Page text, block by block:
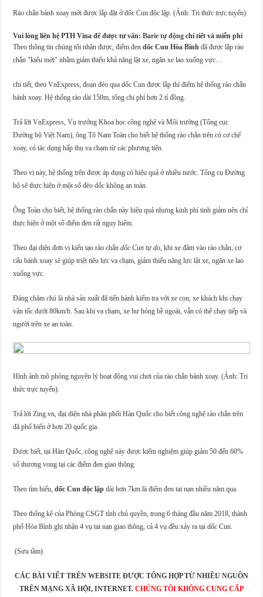
Rào chắn bánh xoay mới được lắp đặt ở dốc Cun độc lập. (Ảnh: Tri thức trực tuyến).
Vui lòng liên hệ PTH Vina để được tư vấn:Barie tự động chi tiết và miễn phí
Theo thông tin chúng tôi nhận được, điểm đendốc Cun Hòa Bình đã được lắp rào
chắn "kiểu mới" nhằm giảm thiểu khả năng lật xe, ngăn xe lao xuống vực…
chi tiết, theo VnExpress, đoạn đèo qua dốc Cun được lắp thí điểm hệ thống rào chắn
bánh xoay. Hệ thống rào dài 150m, tổng chi phí hơn 2 tỉ đồng.
Trả lời VnExpress, Vụ trưởng Khoa học công nghệ và Môi trường (Tổng cục
Đường bộ Việt Nam), ông Tô Nam Toàn cho biết hệ thống rào chắn trên có cơ chế
xoay, có tác dụng hấp thụ va chạm từ các phương tiện.
Theo vị này, hệ thống trên được áp dụng có hiệu quả ở nhiều nước. Tổng cụ Đường
bộ sẽ thực hiện ở một số đèo dốc không an toàn.
Ông Toàn cho biết, hệ thống rào chắn này hiệu quả nhưng kinh phí tinh giảm nên chỉ
thực hiện ở một số điểm đen rất nguy hiểm.
Theo đại diện đơn vị kiến tạo rào chắndốc Cun tự do, khi xe đâm vào rào chắn, cơ
cấu bánh xoay sẽ giúp triệt tiêu lực va chạm, giảm thiểu năng lực lật xe, ngăn xe lao
xuống vực.
Đáng chăm chú là nhà sản xuất đã tiến hành kiểm tra với xe con, xe khách khi chạy
vận tốc dưới 80km/h. Sau khi va chạm, xe hư hỏng bề ngoài, vẫn có thể chạy tiếp và
người trên xe an toàn.
Hình ảnh mô phỏng nguyên lý hoạt động vui chơi của rào chắn bánh xoay. (Ảnh: Tri
thức trực tuyến).
Trả lời Zing.vn, đại diện nhà phân phối Hàn Quốc cho biết công nghệ rào chắn trên
đã phố biến ở hơn 20 quốc gia.
Được biết, tại Hàn Quốc, công nghệ này được kiểm nghiệm giúp giảm 50 đến 60%
số thương vong tại các điểm đen giao thông.
Theo tìm hiểu,dốc Cun độc lập dài hơn 7km là điểm đen tai nạn nhiều năm qua.
Theo thống kê của Phòng CSGT tỉnh chủ quyền, trong 6 tháng đầu năm 2018, thành
phố Hòa Bình ghi nhận 4 vụ tai nạn giao thông, cả 4 vụ đều xảy ra tại dốc Cun.
(Sưu tầm)
CÁC BÀI VIẾT TRÊN WEBSITE ĐƯỢC TỔNG HỢP TỪ NHIỀU NGUỒN
TRÊN MẠNG XÃ HỘI, INTERNET. CHÚNG TÔI KHÔNG CUNG CẤP